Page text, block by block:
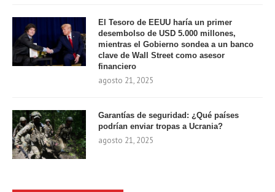
El Tesoro de EEUU haría un primer
desembolso de USD 5.000 millones,
mientras el Gobierno sondea a un banco
clave de Wall Street como asesor
financiero
agosto 21, 2025
Garantías de seguridad: ¿Qué países
podrían enviar tropas a Ucrania?
agosto 21, 2025